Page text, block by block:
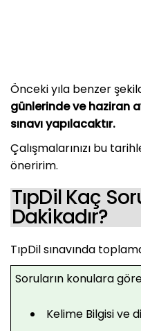
Önceki yıla benzer
günlerinde ve haziran
sınavı yapılacaktır.
Çalışmalarınızı bu
öneririm.
TıpDil Kaç
Dakikadır?
TıpDil sınavında
Soruların konulara
Kelime Bilgisi ve